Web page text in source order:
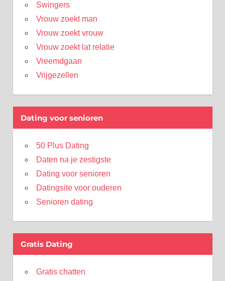
Swingers
Vrouw zoekt man
Vrouw zoekt vrouw
Vrouw zoekt lat relatie
Vreemdgaan
Vrijgezellen
Dating voor senioren
50 Plus Dating
Daten na je zestigste
Dating voor senioren
Datingsite voor ouderen
Senioren dating
Gratis Dating
Gratis chatten